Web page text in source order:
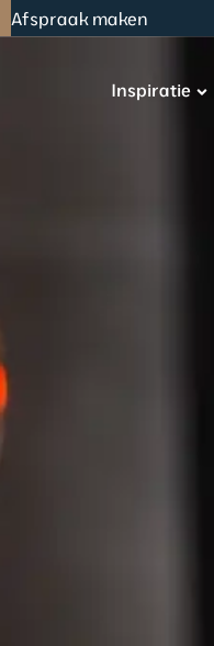
Afspraak maken
Inspiratie